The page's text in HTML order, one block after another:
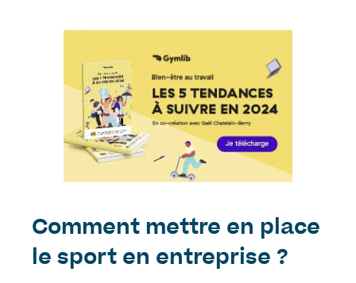
Comment mettre en place
le sport en entreprise ?